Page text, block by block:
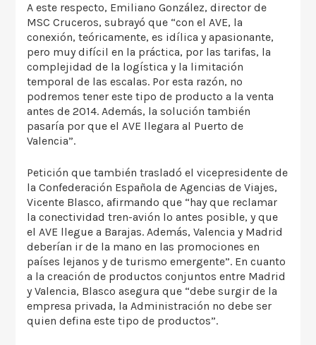
A este respecto, Emiliano González, director de
MSC Cruceros, subrayó que “con el AVE, la
conexión, teóricamente, es idílica y apasionante,
pero muy difícil en la práctica, por las tarifas, la
complejidad de la logística y la limitación
temporal de las escalas. Por esta razón, no
podremos tener este tipo de producto a la venta
antes de 2014. Además, la solución también
pasaría por que el AVE llegara al Puerto de
Valencia”.
Petición que también trasladó el vicepresidente de
la Confederación Española de Agencias de Viajes,
Vicente Blasco, afirmando que “hay que reclamar
la conectividad tren-avión lo antes posible, y que
el AVE llegue a Barajas. Además, Valencia y Madrid
deberían ir de la mano en las promociones en
países lejanos y de turismo emergente”. En cuanto
a la creación de productos conjuntos entre Madrid
y Valencia, Blasco asegura que “debe surgir de la
empresa privada, la Administración no debe ser
quien defina este tipo de productos”.